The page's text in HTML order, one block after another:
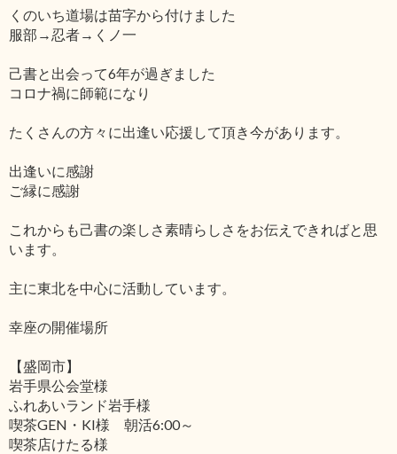
くのいち道場は苗字から付けました
服部→忍者→くノ一
己書と出会って6年が過ぎました
コロナ禍に師範になり
たくさんの方々に出逢い応援して頂き今があります。
出逢いに感謝
ご縁に感謝
これからも己書の楽しさ素晴らしさをお伝えできればと思
います。
主に東北を中心に活動しています。
幸座の開催場所
【盛岡市】
岩手県公会堂様
ふれあいランド岩手様
喫茶GEN・KI様 朝活6:00～
喫茶店けたる様